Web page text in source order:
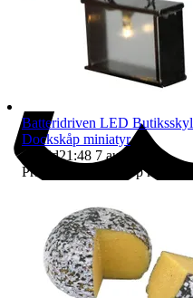
Batteridriven LED
Dockskåp miniatyr
Sluttid21:48 7 aug 21:48 .
Pris:
Eller Köp nu